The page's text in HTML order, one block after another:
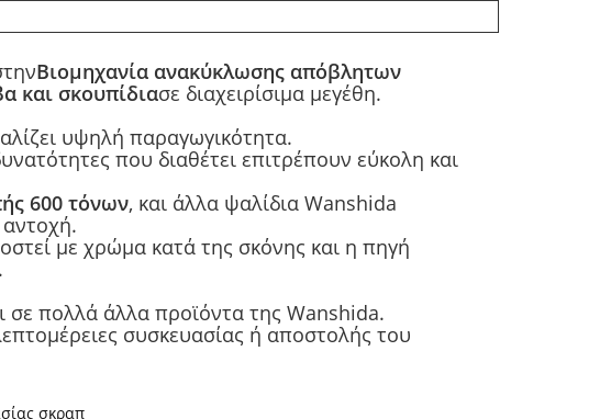
Βιομηχανία ανακύκλωσης απόβλητων
και σκουπίδιασε διαχειρίσιμα μεγέθη.
υψηλή παραγωγικότητα.
που διαθέτει επιτρέπουν εύκολη και
600 τόνων, και άλλα ψαλίδια Wanshida
με χρώμα κατά της σκόνης και η πηγή
πολλά άλλα προϊόντα της Wanshida.
συσκευασίας ή αποστολής του
σκραπ